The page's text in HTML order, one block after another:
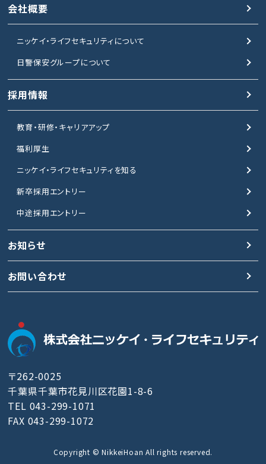
会社概要
ニッケイ・ライフセキュリティについて
日警保安グループについて
採用情報
教育・研修・キャリアアップ
福利厚生
ニッケイ・ライフセキュリティを知る
新卒採用エントリー
中途採用エントリー
お知らせ
お問い合わせ
〒262-0025
千葉県千葉市花見川区花園1-8-6
TEL 043-299-1071
FAX 043-299-1072
Copyright © NikkeiHoan All rights reserved.